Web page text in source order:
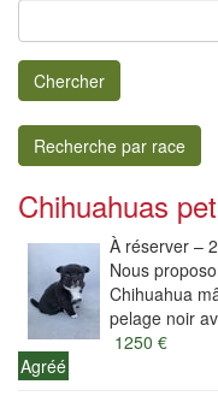
Chercher
Recherche par race
Chihuahuas
À réserver –
Nous
Chihuahua
pelage noir
1250 €
Agréé